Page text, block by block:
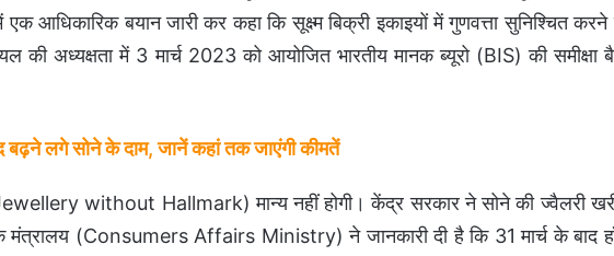
आधिकारिक बयान जारी कर कहा कि सूक्ष्म बिक्री इकाइयों में गुणवत्ता सुनिश्चित
की अध्यक्षता में 3 मार्च 2023 को आयोजित भारतीय मानक ब्यूरो (BIS) की
बढ़ने लगे सोने के दाम, जानें कहां तक जाएंगी कीमतें
(Jewellery without Hallmark) मान्य नहीं होगी। केंद्र सरकार ने सोने की ज्वैलरी
मंत्रालय (Consumers Affairs Ministry) ने जानकारी दी है कि 31 मार्च के बाद